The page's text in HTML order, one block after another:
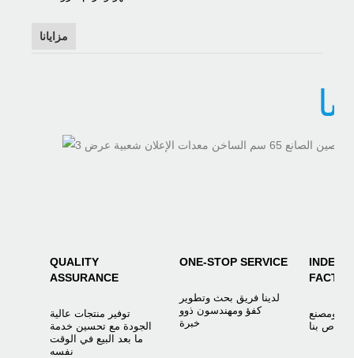
مزايانا
يا
QUALITY
ASSURANCE
توفير منتجات عالية
الجودة مع تحسين خدمة
ما بعد البيع في الوقت
نفسه
ONE-STOP SERVICE
لدينا فريق بحث وتطوير
كفؤ ومهندسون ذوو
خبرة
FACTOR
ومصنع
خاص بنا